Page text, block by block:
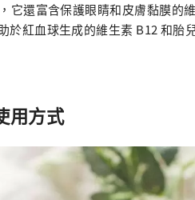
它還富含保護眼睛和皮膚黏膜的
於紅血球生成的維生素 B12 和胎
用方式